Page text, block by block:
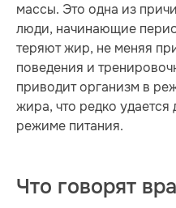
массы. Это одна из
люди, начинающие
теряют жир, не меняя
поведения и
приводит организм в
жира, что редко
режиме питания.
Что говорят